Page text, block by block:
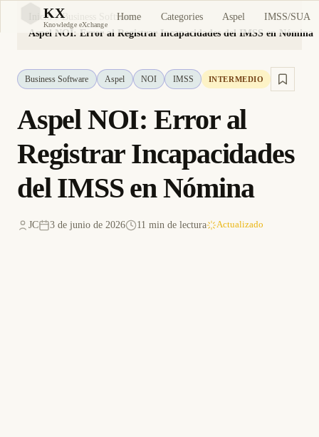
KX
Knowledge eXchange
Home Categories Aspel IMSS/SUA
Inicio
Business Software
Aspel NOI: Error al Registrar Incapacidades del IMSS en Nómina
Business Software Aspel NOI IMSS INTERMEDIO
Aspel NOI: Error al
Registrar Incapacidades
del IMSS en Nómina
JC 3 de junio de 2026 11 min de lectura Actualizado